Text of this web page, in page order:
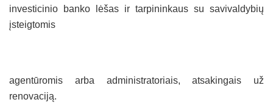
investicinio banko lėšas ir tarpininkaus su savivaldybių
įsteigtomis
agentūromis arba administratoriais, atsakingais už
renovaciją.